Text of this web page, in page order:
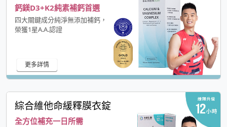
鈣鎂D3+K2純素補鈣首選
四大關鍵成分純淨無添加補鈣，
榮獲1星A.A.認證
更多詳情
綜合維他命緩釋膜衣錠
全方位補充一日所需